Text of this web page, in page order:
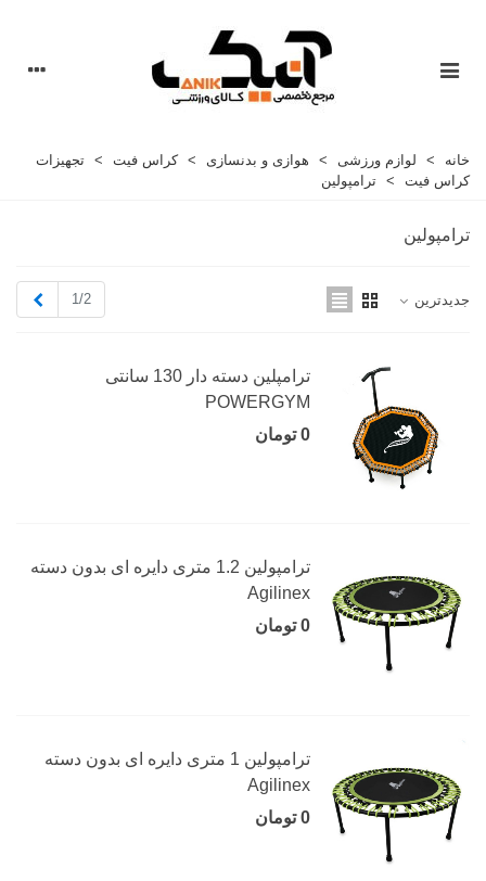
خانه > لوازم ورزشی > هوازی و بدنسازی > کراس فیت > تجهیزات
کراس فیت
> ترامپولین
ترامپولین
جدیدترین 1/2
ترامپلین دسته دار 130 سانتی
POWERGYM
0 تومان
ترامپولین 1.2 متری دایره ای بدون دسته
Agilinex
0 تومان
ترامپولین 1 متری دایره ای بدون دسته
Agilinex
0 تومان